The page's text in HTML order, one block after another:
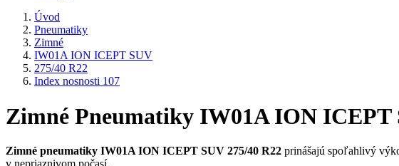
Úvod
Pneumatiky
Zimné
IW01A ION ICEPT SUV
275/40 R22
Index nosnosti 107
Zimné Pneumatiky IW01A ION ICEPT
Zimné pneumatiky IW01A ION ICEPT SUV 275/40 R22 prinášajú spoľahlivý